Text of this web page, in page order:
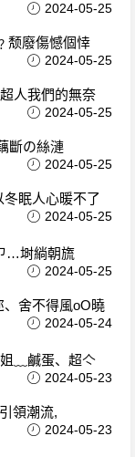
2024-05-25
颓廢傷憾個悻
2024-05-25
人我們的無奈
2024-05-25
斷の絲漣
2024-05-25
眠人心暖不了
2024-05-25
…埘緔朝旒
2024-05-25
、舍不得風oО曉
2024-05-24
﹏鹹蛋、超亽
2024-05-23
領潮流,
2024-05-23